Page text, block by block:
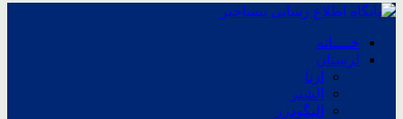
خــــانه
لرستان
ازنا
الشتر
الیگودرز